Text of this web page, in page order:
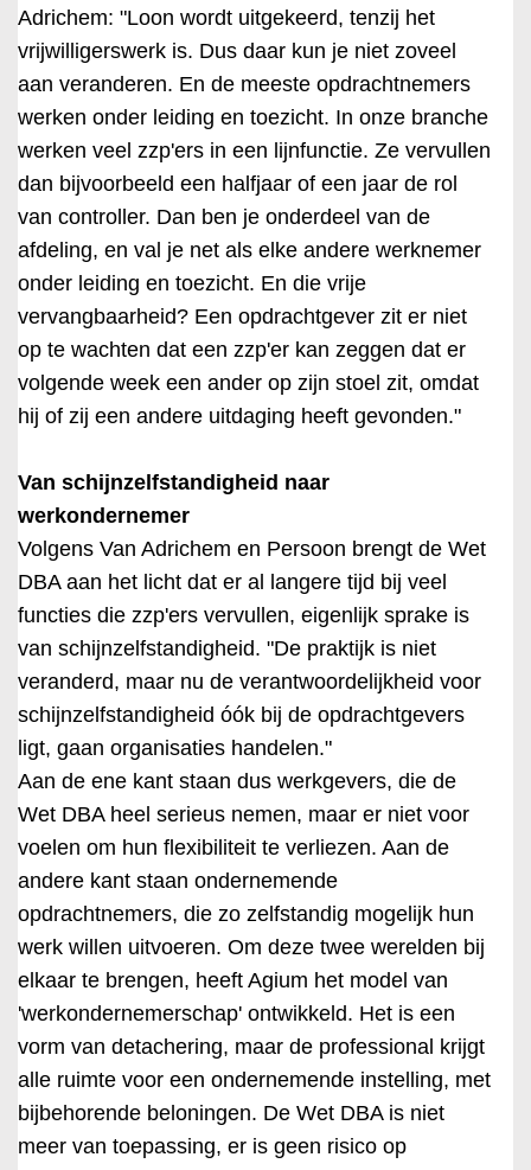
Adrichem: "Loon wordt uitgekeerd, tenzij het
vrijwilligerswerk is. Dus daar kun je niet zoveel
aan veranderen. En de meeste opdrachtnemers
werken onder leiding en toezicht. In onze branche
werken veel zzp'ers in een lijnfunctie. Ze vervullen
dan bijvoorbeeld een halfjaar of een jaar de rol
van controller. Dan ben je onderdeel van de
afdeling, en val je net als elke andere werknemer
onder leiding en toezicht. En die vrije
vervangbaarheid? Een opdrachtgever zit er niet
op te wachten dat een zzp'er kan zeggen dat er
volgende week een ander op zijn stoel zit, omdat
hij of zij een andere uitdaging heeft gevonden."
Van schijnzelfstandigheid naar
werkondernemer
Volgens Van Adrichem en Persoon brengt de Wet
DBA aan het licht dat er al langere tijd bij veel
functies die zzp'ers vervullen, eigenlijk sprake is
van schijnzelfstandigheid. "De praktijk is niet
veranderd, maar nu de verantwoordelijkheid voor
schijnzelfstandigheid óók bij de opdrachtgevers
ligt, gaan organisaties handelen."
Aan de ene kant staan dus werkgevers, die de
Wet DBA heel serieus nemen, maar er niet voor
voelen om hun flexibiliteit te verliezen. Aan de
andere kant staan ondernemende
opdrachtnemers, die zo zelfstandig mogelijk hun
werk willen uitvoeren. Om deze twee werelden bij
elkaar te brengen, heeft Agium het model van
'werkondernemerschap' ontwikkeld. Het is een
vorm van detachering, maar de professional krijgt
alle ruimte voor een ondernemende instelling, met
bijbehorende beloningen. De Wet DBA is niet
meer van toepassing, er is geen risico op